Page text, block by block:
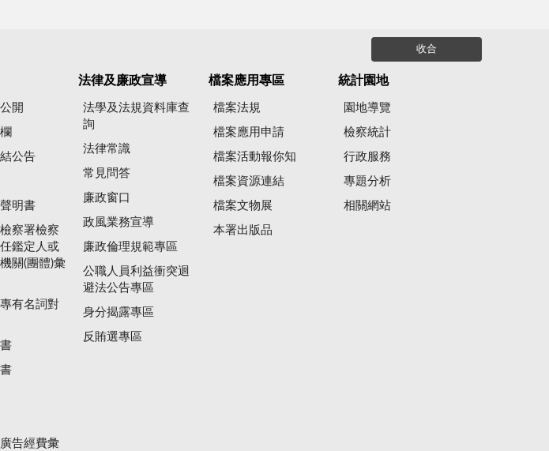
收合
開
公告
明書
察署檢察
鑑定人或
關(團體)彙
有名詞對
告經費彙
法律及廉政宣導
法學及法規資料庫查
詢
法律常識
常見問答
廉政窗口
政風業務宣導
廉政倫理規範專區
公職人員利益衝突迴
避法公告專區
身分揭露專區
反賄選專區
檔案應用專區
檔案法規
檔案應用申請
檔案活動報你知
檔案資源連結
檔案文物展
本署出版品
統計園地
園地導覽
檢察統計
行政服務
專題分析
相關網站